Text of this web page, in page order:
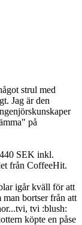
strul med
Jag är den
på
SEK inkl.
från CoffeeHit.
igår kväll för att
bortser från att
tvi :blush:
köpte en påse